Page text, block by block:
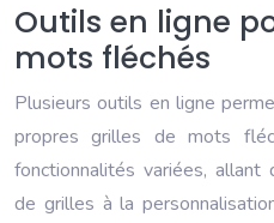
Outils en ligne
mots fléchés
Plusieurs outils en ligne
propres grilles de mots
fonctionnalités variées, allant
de grilles à la